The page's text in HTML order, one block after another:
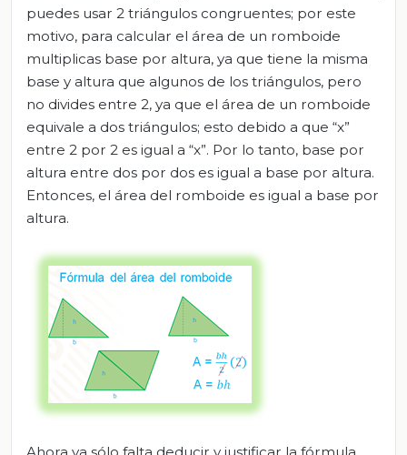
puedes usar 2 triángulos congruentes; por este
motivo, para calcular el área de un romboide
multiplicas base por altura, ya que tiene la misma
base y altura que algunos de los triángulos, pero
no divides entre 2, ya que el área de un romboide
equivale a dos triángulos; esto debido a que “x”
entre 2 por 2 es igual a “x”. Por lo tanto, base por
altura entre dos por dos es igual a base por altura.
Entonces, el área del romboide es igual a base por
altura.